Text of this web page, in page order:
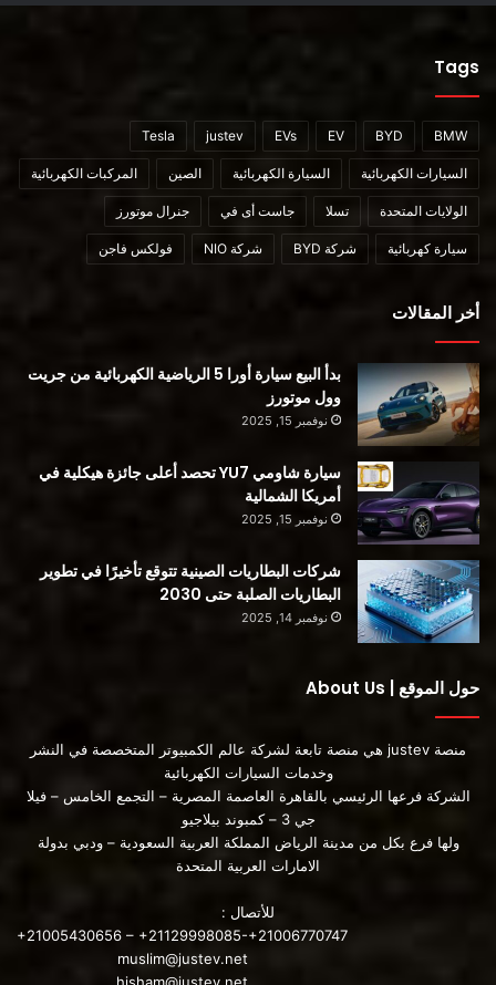
Tags
BMW
BYD
EV
EVs
justev
Tesla
السيارات الكهربائية السيارة الكهربائية الصين المركبات الكهربائية
الولايات المتحدة تسلا جاست أى في جنرال موتورز
سيارة كهربائية شركة BYD شركة NIO فولكس فاجن
أخر المقالات
بدأ البيع سيارة أورا 5 الرياضية الكهربائية من جريت
وول موتورز
نوفمبر 15, 2025
سيارة شاومي YU7 تحصد أعلى جائزة هيكلية في
أمريكا الشمالية
نوفمبر 15, 2025
شركات البطاريات الصينية تتوقع تأخيرًا في تطوير
البطاريات الصلبة حتى 2030
نوفمبر 14, 2025
حول الموقع | About Us
منصة justev هي منصة تابعة لشركة عالم الكمبيوتر المتخصصة في النشر
وخدمات السيارات الكهربائية
الشركة فرعها الرئيسي بالقاهرة العاصمة المصرية – التجمع الخامس – فيلا
جي 3 – كمبوند بيلاجيو
ولها فرع بكل من مدينة الرياض المملكة العربية السعودية – ودبي بدولة
الامارات العربية المتحدة
للأتصال :
+21005430656 – +21129998085-+21006770747
muslim@justev.net